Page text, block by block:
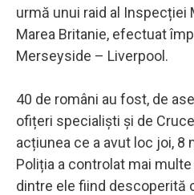
urmă unui raid al Inspecției
Marea Britanie, efectuat
Merseyside – Liverpool.
40 de români au fost, de
ofițeri specialiști și de
acțiunea ce a avut loc joi, 8
Poliția a controlat mai
dintre ele fiind descoperită